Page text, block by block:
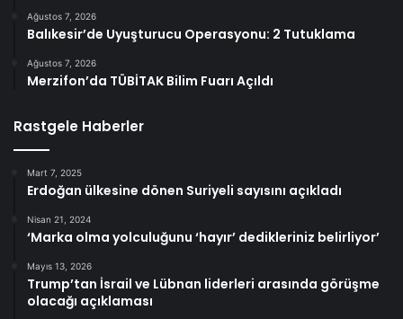
Ağustos 7, 2026
Balıkesir’de Uyuşturucu Operasyonu: 2 Tutuklama
Ağustos 7, 2026
Merzifon’da TÜBİTAK Bilim Fuarı Açıldı
Rastgele Haberler
Mart 7, 2025
Erdoğan ülkesine dönen Suriyeli sayısını açıkladı
Nisan 21, 2024
‘Marka olma yolculuğunu ‘hayır’ dedikleriniz belirliyor’
Mayıs 13, 2026
Trump’tan İsrail ve Lübnan liderleri arasında görüşme
olacağı açıklaması